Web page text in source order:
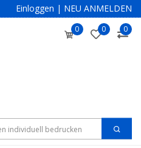
Einloggen | NEU ANMELDEN
0 0 0